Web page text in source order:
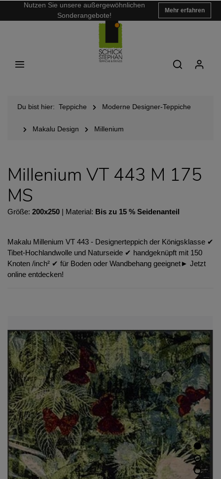
Nutzen Sie unsere außergewöhnlichen
Sonderangebote!
Mehr erfahren
Du bist hier: Teppiche Moderne Designer-Teppiche
Makalu Design Millenium
Millenium VT 443 M 175
MS
Größe: 200x250 | Material: Bis zu 15 % Seidenanteil
Makalu Millenium VT 443 - Designerteppich der Königsklasse ✔︎
Tibet-Hochlandwolle und Naturseide ✔︎ handgeknüpft mit 150
Knoten /inch² ✔︎ für Boden oder Wandbehang geeignet► Jetzt
online entdecken!